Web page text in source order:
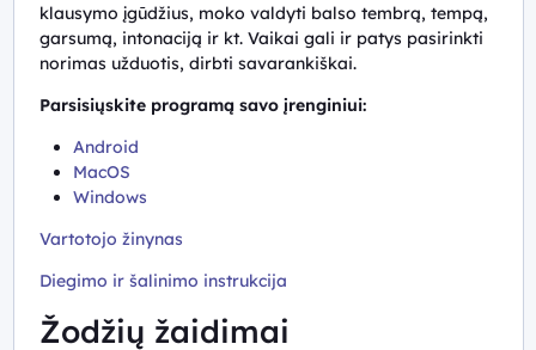
klausymo įgūdžius, moko valdyti balso tembrą, tempą,
garsumą, intonaciją ir kt. Vaikai gali ir patys pasirinkti
norimas užduotis, dirbti savarankiškai.
Parsisiųskite programą savo įrenginiui:
Android
MacOS
Windows
Vartotojo žinynas
Diegimo ir šalinimo instrukcija
Žodžių žaidimai